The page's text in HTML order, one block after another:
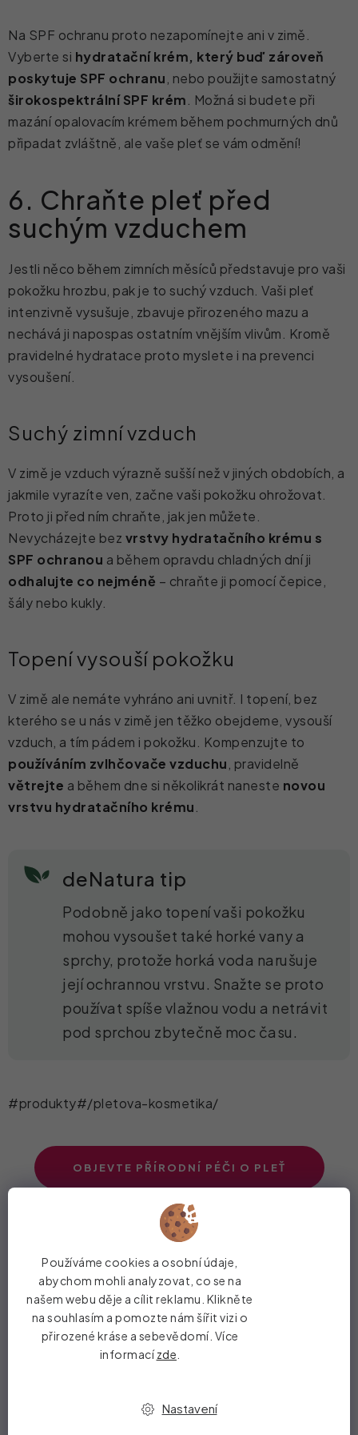
Používáme cookies a osobní údaje,
abychom mohli analyzovat, co se na
našem webu děje a cílit reklamu. Klikněte
na souhlasím a pomozte nám šířit vizi o
přirozené kráse a sebevědomí. Více
informacízde
Nastavení
Na SPF ochranu proto nezapomínejte ani v zimě.
Vyberte si hydratační krém, který buď zároveň
poskytuje SPF ochranu , nebo použijte samostatný
širokospektrální SPF krém . Možná si budete při
mazání opalovacím krémem během pochmurných dnů
připadat zvláštně, ale vaše pleť se vám odmění!
6. Chraňte pleť před
suchým vzduchem
Jestli něco během zimních měsíců představuje pro vaši
pokožku hrozbu, pak je to suchý vzduch. Vaši pleť
intenzivně vysušuje, zbavuje přirozeného mazu a
nechává ji napospas ostatním vnějším vlivům. Kromě
pravidelné hydratace proto myslete i na prevenci
vysoušení.
Suchý zimní vzduch
V zimě je vzduch výrazně sušší než v jiných obdobích, a
jakmile vyrazíte ven, začne vaši pokožku ohrožovat.
Proto ji před ním chraňte, jak jen můžete.
Nevycházejte bez vrstvy hydratačního krému s
SPF ochranou a během opravdu chladných dní ji
odhalujte co nejméně – chraňte ji pomocí čepice,
šály nebo kukly.
Topení vysouší pokožku
V zimě ale nemáte vyhráno ani uvnitř. I topení, bez
kterého se u nás v zimě jen těžko obejdeme, vysouší
vzduch, a tím pádem i pokožku. Kompenzujte to
používáním zvlhčovače vzduchu , pravidelně
větrejte a během dne si několikrát naneste novou
vrstvu hydratačního krému
deNatura tip
Podobně jako topení vaši pokožku
mohou vysoušet také horké vany a
sprchy, protože horká voda narušuje
její ochrannou vrstvu. Snažte se proto
používat spíše vlažnou vodu a netrávit
pod sprchou zbytečně moc času.
#produkty#/pletova-kosmetika/
OBJEVTE PŘÍRODNÍ PÉČI O PLEŤ
7. Nezapomínejte na péči
o rty a ruce
Napadlo vás při čtení našich rad, že stejnou péči
potřebují i vaše rty a ruce? Ty jsou totiž při péči o
pokožku mnohdy opomíjenými částmi, a přitom jsou